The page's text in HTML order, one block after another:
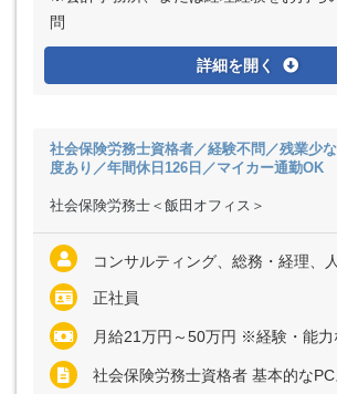
問
詳細を開く
社会保険労務士資格者／経験不問／残業少
度あり／年間休日126日／マイカー通勤OK
社会保険労務士＜飯田オフィス＞
コンサルティング、総務・経理、
正社員
月給21万円～50万円 ※経験・能力など考慮の上、決定いたし
社会保険労務士資格者 基本的な